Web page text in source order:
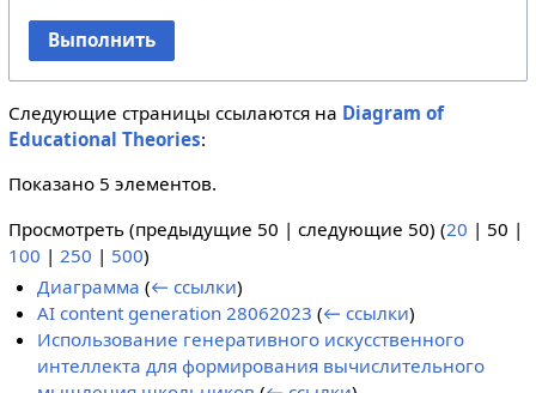
Выполнить
Следующие страницы ссылаются на Diagram of
Educational Theories:
Показано 5 элементов.
Просмотреть (предыдущие 50 | следующие 50) (20 | 50 |
100 | 250 | 500)
Диаграмма (← ссылки)
AI content generation 28062023 (← ссылки)
Использование генеративного искусственного
интеллекта для формирования вычислительного